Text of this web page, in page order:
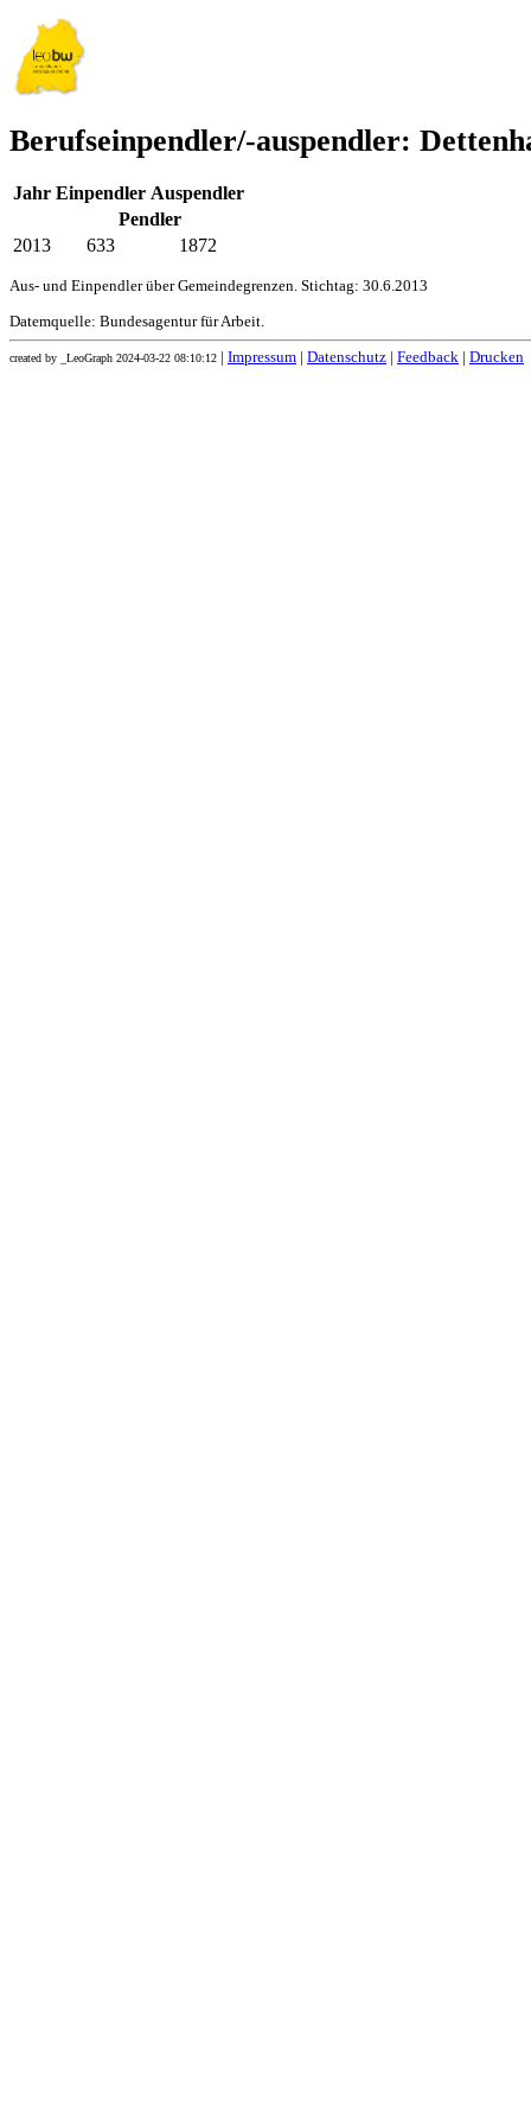
Berufseinpendler/-auspendler:
Jahr Einpendler Auspendler
Pendler
2013
633 1872
Aus- und Einpendler über Gemeindegrenzen. Stichtag: 30.6.2013
Datemquelle: Bundesagentur für Arbeit.
created by _LeoGraph 2024-03-22 08:10:12 Impressum Datenschutz Feedback Drucken